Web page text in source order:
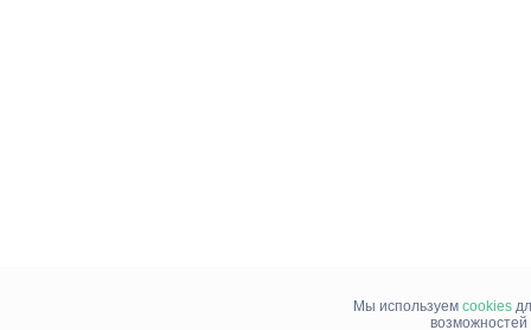
Мы используем cookies